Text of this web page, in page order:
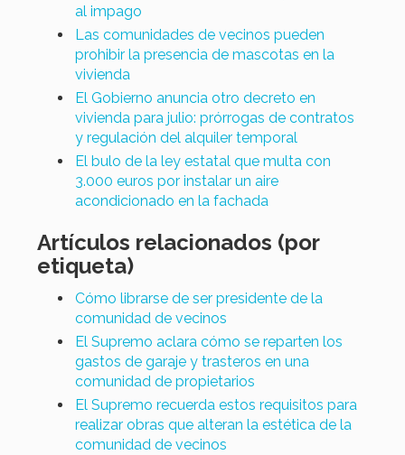
al impago
Las comunidades de vecinos pueden
prohibir la presencia de mascotas en la
vivienda
El Gobierno anuncia otro decreto en
vivienda para julio: prórrogas de contratos
y regulación del alquiler temporal
El bulo de la ley estatal que multa con
3.000 euros por instalar un aire
acondicionado en la fachada
Artículos relacionados (por
etiqueta)
Cómo librarse de ser presidente de la
comunidad de vecinos
El Supremo aclara cómo se reparten los
gastos de garaje y trasteros en una
comunidad de propietarios
El Supremo recuerda estos requisitos para
realizar obras que alteran la estética de la
comunidad de vecinos